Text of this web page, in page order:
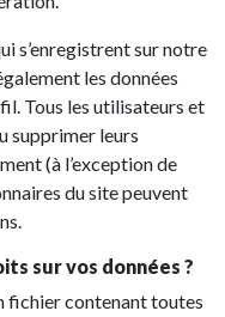
s’enregistrent sur notre
les données
Tous les utilisateurs et
supprimer leurs
(à l’exception de
du site peuvent
sur vos données ?
fichier contenant toutes